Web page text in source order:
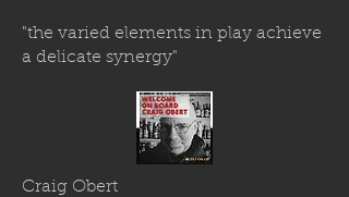
"the varied elements in play achieve
a delicate synergy"
Craig Obert